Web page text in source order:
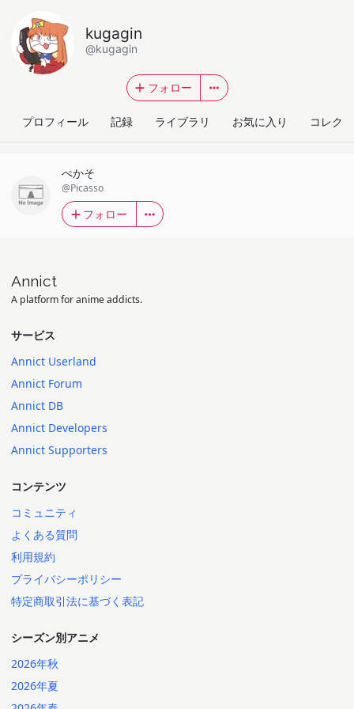
kugagin
@kugagin
フォロー
プロフィール 記録 ライブラリ お気に入り コレク
ぺかそ
@Picasso
フォロー
Annict
A platform for anime addicts.
サービス
Annict Userland
Annict Forum
Annict DB
Annict Developers
Annict Supporters
コンテンツ
コミュニティ
よくある質問
利用規約
プライバシーポリシー
特定商取引法に基づく表記
シーズン別アニメ
2026年秋
2026年夏